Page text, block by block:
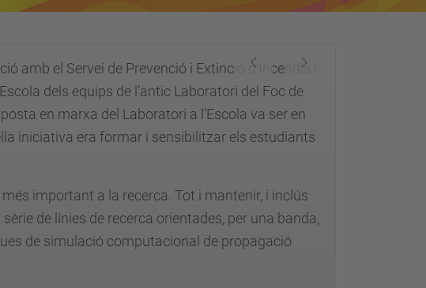
a
Previous
amb el Servei de Prevenció i Extinció d’Incendis i
dels equips de l’antic Laboratori del Foc de
en marxa del Laboratori a l’Escola va ser en
iniciativa era formar i sensibilitzar els estudiants
important a la recerca. Tot i mantenir, i inclús
de línies de recerca orientades, per una banda,
de simulació computacional de propagació